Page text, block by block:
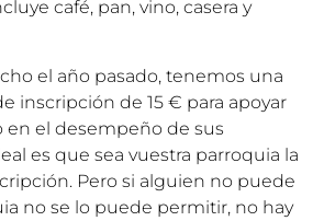
café, pan, vino, casera y
el año pasado, tenemos una
inscripción de 15 € para apoyar
en el desempeño de sus
es que sea vuestra parroquia la
Pero si alguien no puede
no se lo puede permitir, no hay